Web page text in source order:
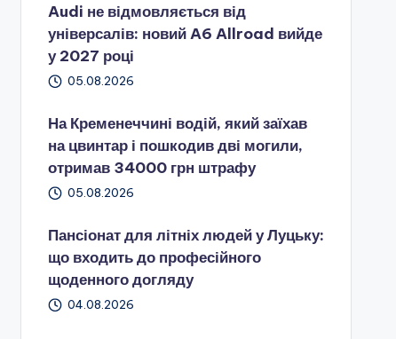
Audi не відмовляється від
універсалів: новий A6 Allroad вийде
у 2027 році
05.08.2026
На Кременеччині водій, який заїхав
на цвинтар і пошкодив дві могили,
отримав 34000 грн штрафу
05.08.2026
Пансіонат для літніх людей у Луцьку:
що входить до професійного
щоденного догляду
04.08.2026